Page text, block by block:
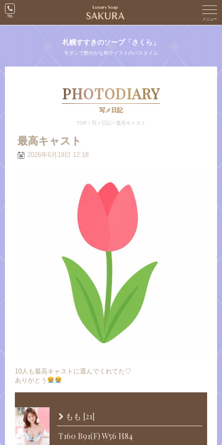
札幌すすきのソープ「さくら」
モダンで艶やかな和テイストのバスタイム
PHOTODIARY
写メ日記
TOP / 写メ日記 / 最高キャスト
最高キャスト
2026年6月19日 12:18
10人も最高キャストに選んでくれてた♡
ありがとう
もも [21]
T160 B91(F) W56 H84